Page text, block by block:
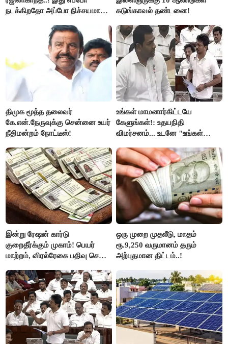
நடக்கிறதோ அப்போ நிச்சயமாக
ரஜினிகாந்த்..!
கடுங்காவல் தண்டனை!
திமுக மூத்த தலைவர்
கே.என்.நேருவுக்கு சென்னை உயர்
நீதிமன்றம் நோட்டீஸ்!
உங்கள் மாமனார்கிட்டயே
கேளுங்கள்!: உதயநிதி
விமர்சனம்... உடனே "உங்கள்
ஆதவ் அர்ஜுனா பதிலடி!
இன்று ரேஷன் கார்டு
குறைதீர்க்கும் முகாம்! பெயர்
மாற்றம், விரல்ரேகை பதிவு செய்ய
ஒரு முறை முதலீடு, மாதம்
ரூ.9,250 வருமானம் தரும்
அற்புதமான திட்டம்..!